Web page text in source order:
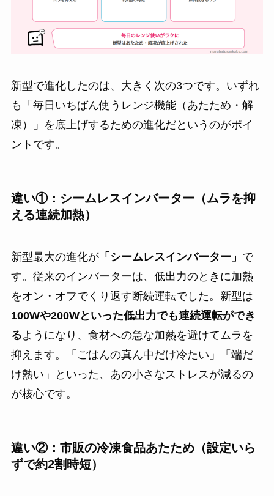
新型で進化したのは、大きく次の3つです。いずれ
も「毎日いちばん使うレンジ機能（あたため・解
凍）」を底上げするための進化だというのがポイ
ントです。
違い①：シームレスインバーター（ムラを抑
える連続加熱）
新型最大の進化が「シームレスインバーター」 で
す。従来のインバーターは、低出力のときに加熱
をオン・オフでくり返す断続運転でした。新型は
100Wや200Wといった低出力でも連続運転ができ
るようになり、食材への急な加熱を避けてムラを
抑えます。「ごはんの真ん中だけ冷たい」「端だ
け熱い」といった、あの小さなストレスが減るの
が核心です。
違い②：市販の冷凍食品あたため（設定いら
ずで約2割時短）